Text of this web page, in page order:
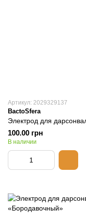
Артикул: 2029329137
BactoSfera
Электрод для
100.00 грн
В наличии